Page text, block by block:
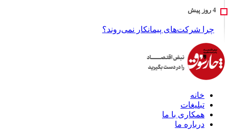
چرا شرکت‌های پیمانکار نمی‌روند؟
خانه
تبلیغات
همکاری با ما
درباره ما